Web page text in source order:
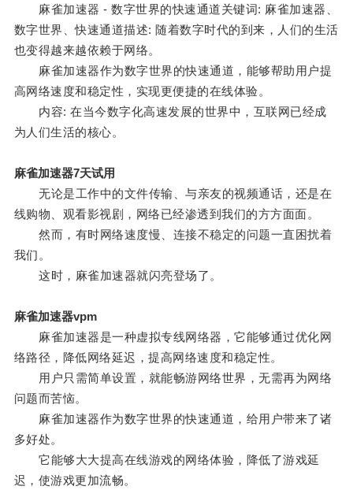
麻雀加速器 - 数字世界的快速通道关键词: 麻雀加速器、
数字世界、快速通道描述: 随着数字时代的到来，人们的生活
也变得越来越依赖于网络。
麻雀加速器作为数字世界的快速通道，能够帮助用户提
高网络速度和稳定性，实现更便捷的在线体验。
内容: 在当今数字化高速发展的世界中，互联网已经成
为人们生活的核心。
麻雀加速器7天试用
无论是工作中的文件传输、与亲友的视频通话，还是在
线购物、观看影视剧，网络已经渗透到我们的方方面面。
然而，有时网络速度慢、连接不稳定的问题一直困扰着
我们。
这时，麻雀加速器就闪亮登场了。
麻雀加速器vpm
麻雀加速器是一种虚拟专线网络器，它能够通过优化网
络路径，降低网络延迟，提高网络速度和稳定性。
用户只需简单设置，就能畅游网络世界，无需再为网络
问题而苦恼。
麻雀加速器作为数字世界的快速通道，给用户带来了诸
多好处。
它能够大大提高在线游戏的网络体验，降低了游戏延
迟，使游戏更加流畅。